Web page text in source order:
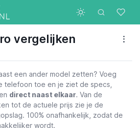
vergelijken
een ander model zetten? Voeg
telefoon toe en je ziet de specs,
direct naast elkaar. Van de
tot de actuele prijs zie je de
100% onafhankelijk, zodat de
wordt.